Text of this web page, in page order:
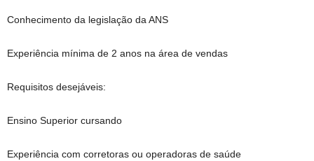
Conhecimento da legislação da ANS
Experiência mínima de 2 anos na área de vendas
Requisitos desejáveis:
Ensino Superior cursando
Experiência com corretoras ou operadoras de saúde